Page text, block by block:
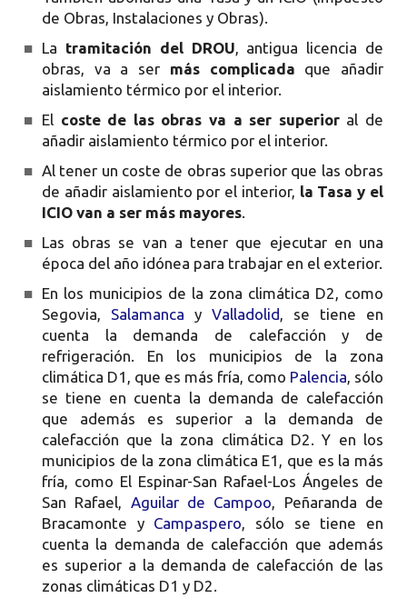
de Obras, Instalaciones y Obras).
■ La tramitación del DROU, antigua licencia de
obras, va a ser más complicada que añadir
aislamiento térmico por el interior.
■ El coste de las obras va a ser superioral de
añadir aislamiento térmico por el interior.
■ Al tener un coste de obras superior que las obras
de añadir aislamiento por el interior, la Tasa y el
ICIO van a ser más mayores.
■ Las obras se van a tener que ejecutar en una
época del año idónea para trabajar en el exterior.
■ En los municipios de la zona climática D2, como
Segovia, Salamanca y Valladolid, se tiene en
cuenta la demanda de calefacción y de
refrigeración. En los municipios de la zona
climática D1, que es más fría, como Palencia, sólo
se tiene en cuenta la demanda de calefacción
que además es superior a la demanda de
calefacción que la zona climática D2. Y en los
municipios de la zona climática E1, que es la más
fría, como El Espinar-San Rafael-Los Ángeles de
San Rafael, Aguilar de Campoo, Peñaranda de
Bracamonte y Campaspero, sólo se tiene en
cuenta la demanda de calefacción que además
es superior a la demanda de calefacción de las
zonas climáticas D1 y D2.